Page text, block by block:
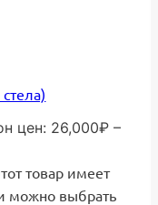
цен: 26,000₽ –
товар имеет
можно выбрать